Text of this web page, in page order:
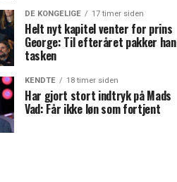
DE KONGELIGE 17 timer siden
Helt nyt kapitel venter for prins
George: Til efteråret pakker han
tasken
KENDTE 18 timer siden
Har gjort stort indtryk på Mads
Vad: Får ikke løn som fortjent